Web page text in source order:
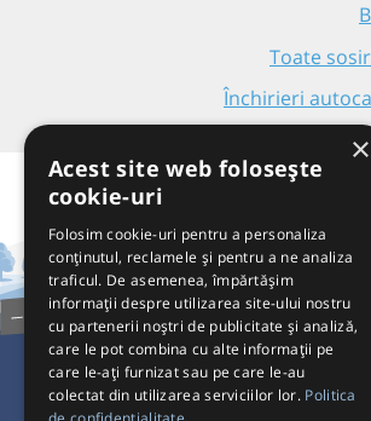
Toate
Închirieri
Pentru Călători
×
Acest site web folosește
cookie-uri
Folosim cookie-uri pentru a personaliza
conținutul, reclamele și pentru a ne analiza
traficul. De asemenea, împărtășim
informații despre utilizarea site-ului nostru
cu partenerii noștri de publicitate și analiză,
care le pot combina cu alte informații pe
care le-ați furnizat sau pe care le-au
colectat din utilizarea serviciilor lor. Politica